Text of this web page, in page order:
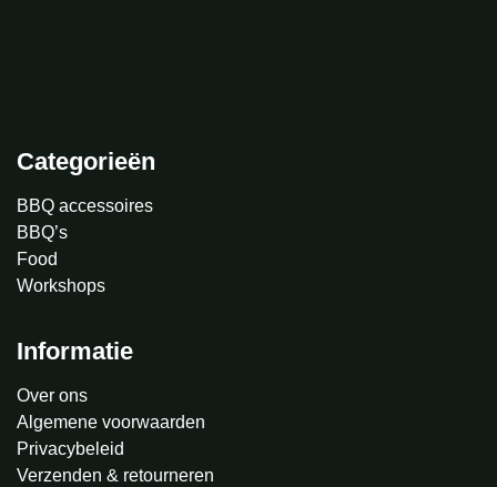
Categorieën
BBQ accessoires
BBQ’s
Food
Workshops
Informatie
Over ons
Algemene voorwaarden
Privacybeleid
Verzenden & retourneren